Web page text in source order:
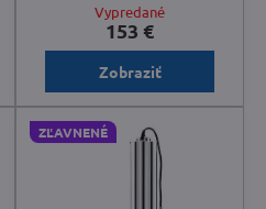
Vypredané
153 €
Zobraziť
ZĽAVNENÉ